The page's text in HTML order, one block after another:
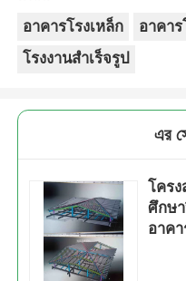
อาคารโรงเหล็ก
อาคาร
โรงงานสำเร็จรูป
এর
โครง
ศึกษ
อาค